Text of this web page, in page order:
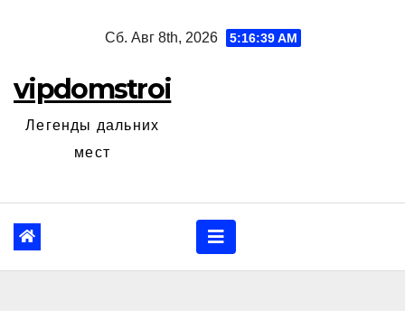
Сб. Авг 8th, 2026 5:16:41 AM
vipdomstroi
Легенды дальних
мест